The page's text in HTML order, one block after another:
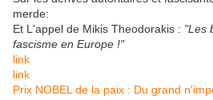
merde:
Et L'appel de Mikis Theodorakis : "Les
fascisme en Europe !"
link
link
Prix NOBEL de la paix : Du grand